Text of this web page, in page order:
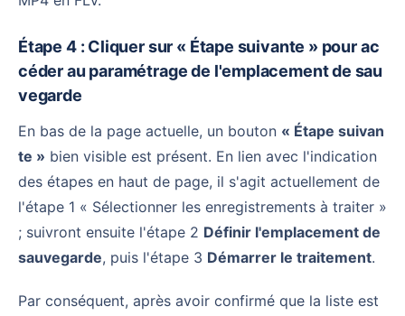
Étape 4 : Cliquer sur « Étape suivante » pour ac
céder au paramétrage de l'emplacement de sau
vegarde
En bas de la page actuelle, un bouton « Étape suivan
te » bien visible est présent. En lien avec l'indication
des étapes en haut de page, il s'agit actuellement de
l'étape 1 « Sélectionner les enregistrements à traiter »
; suivront ensuite l'étape 2 Définir l'emplacement de
sauvegarde, puis l'étape 3 Démarrer le traitement.
Par conséquent, après avoir confirmé que la liste est